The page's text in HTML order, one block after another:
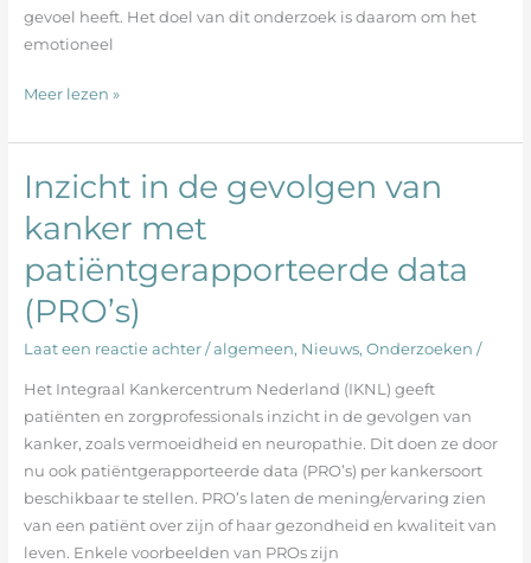
gevoel heeft. Het doel van dit onderzoek is daarom om het
emotioneel
samenhangen
Meer lezen »
Inzicht in de gevolgen van
kanker met
patiëntgerapporteerde data
(PRO’s)
Laat een reactie achter /algemeen, Nieuws, Onderzoeken /
Het Integraal Kankercentrum Nederland (IKNL) geeft
patiënten en zorgprofessionals inzicht in de gevolgen van
kanker, zoals vermoeidheid en neuropathie. Dit doen ze door
nu ook patiëntgerapporteerde data (PRO’s) per kankersoort
beschikbaar te stellen. PRO’s laten de mening/ervaring zien
van een patiënt over zijn of haar gezondheid en kwaliteit van
leven. Enkele voorbeelden van PROs zijn
Inzicht
de
gevolgen
van
kanker
met
data
(PRO’s)